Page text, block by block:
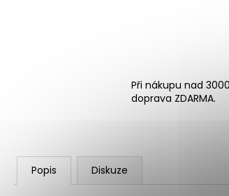
Při nákupu nad
doprava ZDARMA.
Popis Diskuze